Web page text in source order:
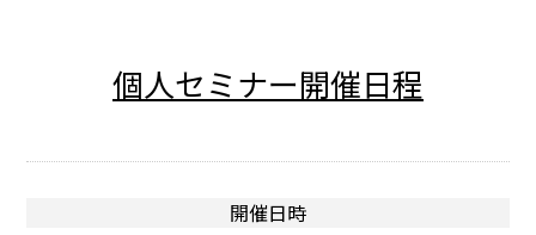
個人セミナー開催日程
開催日時